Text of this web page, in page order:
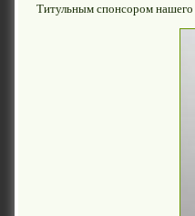
Титульным спонсором нашего